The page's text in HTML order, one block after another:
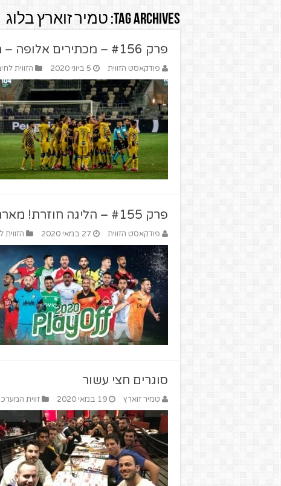
Tag Archives: טמיר זוארץ בלוג
פרק #156 – מכתירים אלופה – מארחים את עומר ורד
פודקאסט הזווית 5 ביוני 2020 הזווית
פרק #155 – הליגה חוזרת! מארחים את שרון דוידוביץ'
פודקאסט הזווית 27 במאי 2020 הזווית
סוגרים חצי עשור
טמיר זוארץ 19 במאי 2020 זווית